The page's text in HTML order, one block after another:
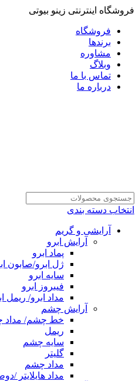
فروشگاه اینترنتی زینو بیوتی
فروشگاه
برندها
مشاوره
وبلاگ
تماس با ما
درباره ما
انتخاب دسته بندی
آرایشی و گریم
آرایش ابرو
پماد ابرو
ژل ابرو/صابون
سایه ابرو
فیبروز ابرو
مداد ابرو/ ریمل
آرایش چشم
خط چشم/ مداد
ریمل
سایه چشم
گلیتر
مداد چشم
مداد هایلایتر /